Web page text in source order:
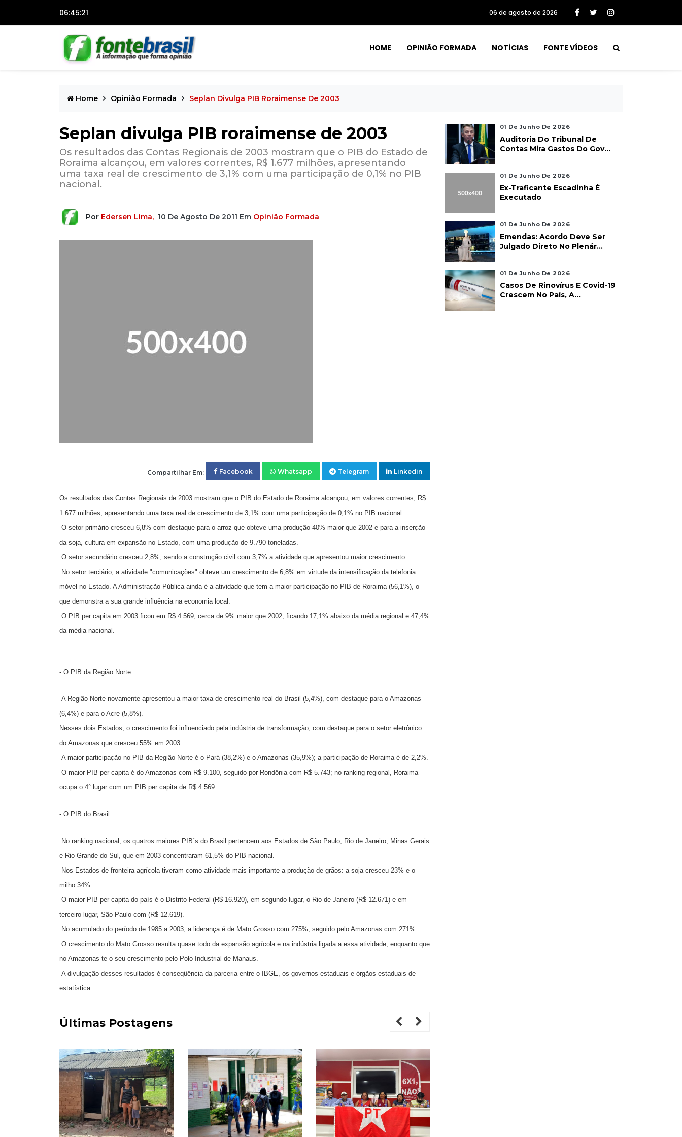
06:45:22 06 de agosto de 2026
HOME OPINIÃO FORMADA NOTÍCIAS FONTE VÍDEOS
Home Opinião Formada Seplan Divulga PIB Roraimense De 2003
Seplan divulga PIB roraimense de 2003
Os resultados das Contas Regionais de 2003 mostram que o PIB do Estado de
Roraima alcançou, em valores correntes, R$ 1.677 milhões, apresentando
uma taxa real de crescimento de 3,1% com uma participação de 0,1% no PIB
nacional.
Por Edersen Lima, 10 De Agosto De 2011 Em Opinião Formada
Compartilhar Em: Facebook Whatsapp Telegram Linkedin
Os resultados das Contas Regionais de 2003 mostram que o PIB do Estado de Roraima alcançou, em valores correntes, R$
1.677 milhões, apresentando uma taxa real de crescimento de 3,1% com uma participação de 0,1% no PIB nacional.
O setor primário cresceu 6,8% com destaque para o arroz que obteve uma produção 40% maior que 2002 e para a inserção
da soja, cultura em expansão no Estado, com uma produção de 9.790 toneladas.
O setor secundário cresceu 2,8%, sendo a construção civil com 3,7% a atividade que apresentou maior crescimento.
No setor terciário, a atividade "comunicações" obteve um crescimento de 6,8% em virtude da intensificação da telefonia
móvel no Estado. A Administração Pública ainda é a atividade que tem a maior participação no PIB de Roraima (56,1%), o
que demonstra a sua grande influência na economia local.
O PIB per capita em 2003 ficou em R$ 4.569, cerca de 9% maior que 2002, ficando 17,1% abaixo da média regional e 47,4%
da média nacional.
- O PIB da Região Norte
A Região Norte novamente apresentou a maior taxa de crescimento real do Brasil (5,4%), com destaque para o Amazonas
(6,4%) e para o Acre (5,8%).
Nesses dois Estados, o crescimento foi influenciado pela indústria de transformação, com destaque para o setor eletrônico
do Amazonas que cresceu 55% em 2003.
A maior participação no PIB da Região Norte é o Pará (38,2%) e o Amazonas (35,9%); a participação de Roraima é de 2,2%.
O maior PIB per capita é do Amazonas com R$ 9.100, seguido por Rondônia com R$ 5.743; no ranking regional, Roraima
ocupa o 4° lugar com um PIB per capita de R$ 4.569.
- O PIB do Brasil
No ranking nacional, os quatros maiores PIB´s do Brasil pertencem aos Estados de São Paulo, Rio de Janeiro, Minas Gerais
e Rio Grande do Sul, que em 2003 concentraram 61,5% do PIB nacional.
Nos Estados de fronteira agrícola tiveram como atividade mais importante a produção de grãos: a soja cresceu 23% e o
milho 34%.
O maior PIB per capita do país é o Distrito Federal (R$ 16.920), em segundo lugar, o Rio de Janeiro (R$ 12.671) e em
terceiro lugar, São Paulo com (R$ 12.619).
No acumulado do período de 1985 a 2003, a liderança é de Mato Grosso com 275%, seguido pelo Amazonas com 271%.
O crescimento do Mato Grosso resulta quase todo da expansão agrícola e na indústria ligada a essa atividade, enquanto que
no Amazonas te o seu crescimento pelo Polo Industrial de Manaus.
A divulgação desses resultados é conseqüência da parceria entre o IBGE, os governos estaduais e órgãos estaduais de
estatística.
Últimas Postagens
01 De Junho De 2026
Auditoria Do Tribunal De
Contas Mira Gastos Do Gov...
01 De Junho De 2026
Ex-Traficante Escadinha É
Executado
01 De Junho De 2026
Emendas: Acordo Deve Ser
Julgado Direto No Plenár...
01 De Junho De 2026
Casos De Rinovírus E Covid-19
Crescem No País, A...